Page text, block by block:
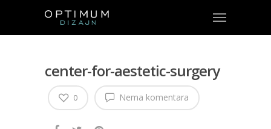
center-for-aestetic-surgery
Nema komentara
0